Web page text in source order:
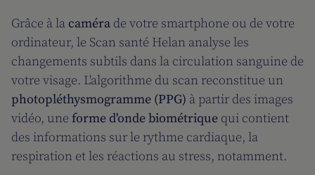
Grâce à lacaméra de votre smartphone ou de votre
ordinateur, le Scan santé Helan analyse les
changements subtils dans la circulation sanguine de
votre visage. L'algorithme du scan reconstitue un
photopléthysmogramme (PPG) à partir des images
vidéo, une forme d'onde biométrique qui contient
des informations sur le rythme cardiaque, la
respiration et les réactions au stress, notamment.